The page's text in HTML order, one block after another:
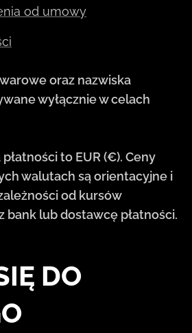
od umowy
oraz nazwiska
wyłącznie w celach
to EUR (€). Ceny
walutach są orientacyjne i
od kursów
bank lub dostawcę płatności.
DO